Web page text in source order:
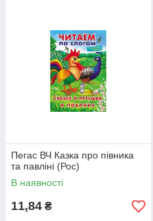
Пегас ВЧ Казка про півника
та павліні (Рос)
В наявності
11,84 ₴